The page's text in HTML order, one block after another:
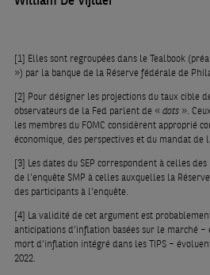
[1] Elles sont regroupées dans le Tealbook
») par la banque de la Réserve fédérale de
[2] Pour désigner les projections du taux cible
observateurs de la Fed parlent de « dots».
les membres du FOMC considèrent approprié
économique, des perspectives et du mandat de
[3] Les dates du SEP correspondent à celles
de l’enquête SMP à celles auxquelles la
des participants à l’enquête.
[4] La validité de cet argument est
anticipations d’inflation basées sur le marché –
mort d’inflation intégré dans les TIPS –
2022.